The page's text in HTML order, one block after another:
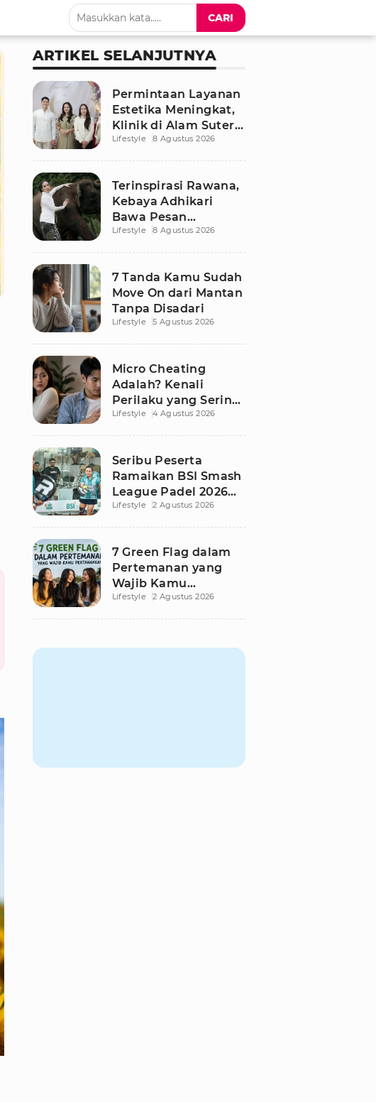
CARI
ARTIKEL SELANJUTNYA
Permintaan Layanan
Estetika Meningkat,
Klinik di Alam Sutera
Buka Bedah Plastik
Lifestyle 8 Agustus 2026
Terinspirasi Rawana,
Kebaya Adhikari
Bawa Pesan
Pelestarian Gajah
Lifestyle 8 Agustus 2026
7 Tanda Kamu Sudah
Move On dari Mantan
Tanpa Disadari
Lifestyle 5 Agustus 2026
Micro Cheating
Adalah? Kenali
Perilaku yang Sering
Tak Disadari dalam
Lifestyle 4 Agustus 2026
Seribu Peserta
Ramaikan BSI Smash
League Padel 2026
Besutan RANS
Lifestyle 2 Agustus 2026
7 Green Flag dalam
Pertemanan yang
Wajib Kamu
Pertahankan, Bikin
Lifestyle 2 Agustus 2026